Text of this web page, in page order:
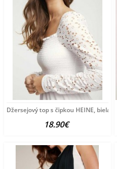
Džersejový top s čipkou HEINE, biela
18.90€